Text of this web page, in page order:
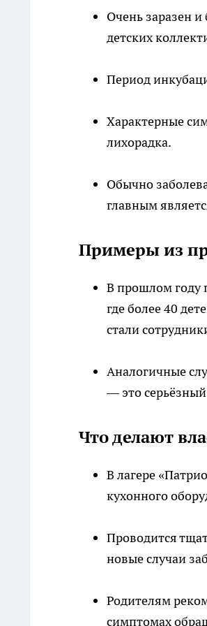
Очень заразен и
детских
Период
Характерные
лихорадка.
Обычно
главным
Примеры из
В прошлом году
где более 40
стали
Аналогичные
— это
Что делают
В лагере
кухонного
Проводится
новые случаи
Родителям
симптомах